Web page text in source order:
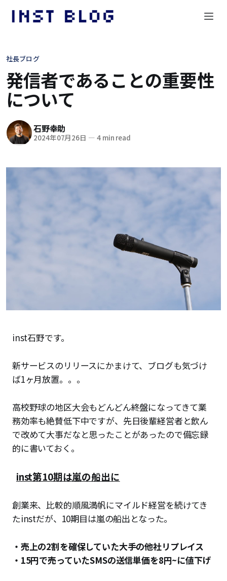
社長ブログ
発信者であることの重要性
について
石野幸助
2024年07月26日 — 4 min read
inst石野です。
新サービスのリリースにかまけて、ブログも気づけ
ば1ヶ月放置。。。
高校野球の地区大会もどんどん終盤になってきて業
務効率も絶賛低下中ですが、先日後輩経営者と飲ん
で改めて大事だなと思ったことがあったので備忘録
的に書いておく。
inst第10期は嵐の船出に
創業来、比較的順風満帆にマイルド経営を続けてき
たinstだが、10期目は嵐の船出となった。
・売上の2割を確保していた大手の他社リプレイス
・15円で売っていたSMSの送信単価を8円~に値下げ